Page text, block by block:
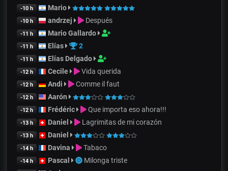
-10 h Mario
-10 h andrzej Después
-11 h Mario Gallardo
-11 h Elías 2
-11 h Elías Delgado
-12 h Cecile Vida querida
-12 h Andi Comme il faut
-12 h Aarón
-12 h Frédéric Que importa eso ahora!!!
-13 h Daniel Lagrimitas de mi corazón
-13 h Daniel
-14 h Davina Tabaco
-14 h Pascal Milonga triste